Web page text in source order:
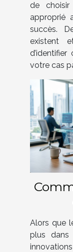
de
approprié
succès.
existent
votre cas
Alors que
plus dans